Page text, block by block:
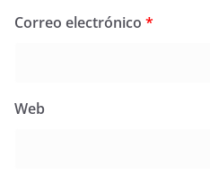
Correo electrónico *
Web